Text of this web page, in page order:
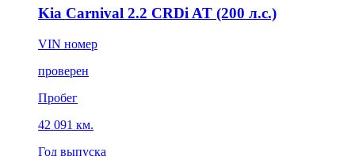
Kia Carnival 2.2 CRDi AT (200 л.с.)
VIN номер
проверен
Пробег
42 091 км.
Год выпуска